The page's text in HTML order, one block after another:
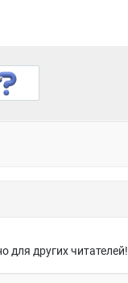
для других читателей!